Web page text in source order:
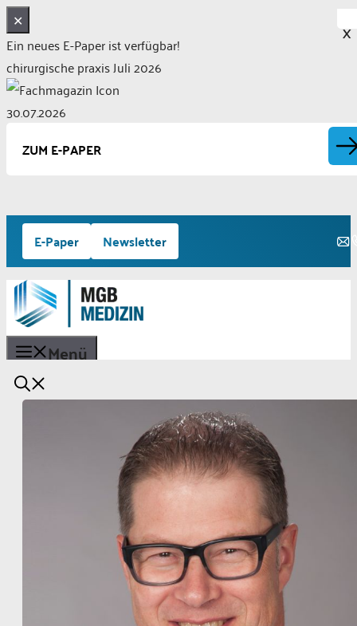
✕
Ein neues E-Paper ist verfügbar!
chirurgische praxis Juli 2026
30.07.2026
ZUM E-PAPER
Zum
Inhalt
springen
E-Paper Newsletter
Menü
X